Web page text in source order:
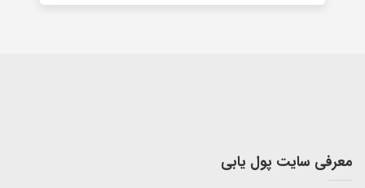
معرفی سایت پول یابی